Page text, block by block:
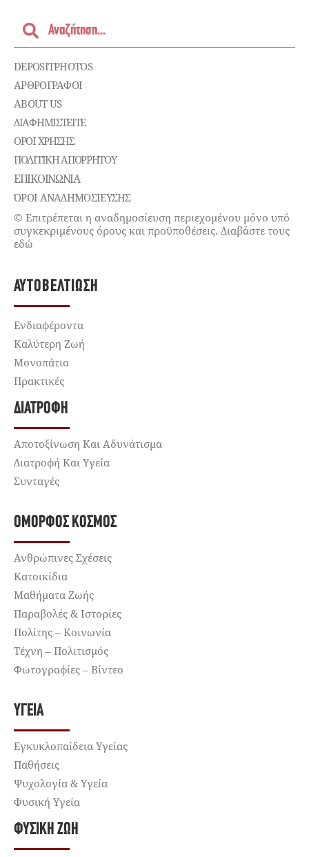
DEPOSITPHOTOS
ΑΡΘΡΟΓΡΑΦΟΙ
ABOUT US
ΔΙΑΦΗΜΙΣΤΕΊΤΕ
ΌΡΟΙ ΧΡΉΣΗΣ
ΠΟΛΙΤΙΚΉ ΑΠΟΡΡΉΤΟΥ
ΕΠΙΚΟΙΝΩΝΊΑ
ΌΡΟΙ ΑΝΑΔΗΜΟΣΙΕΥΣΗΣ
© Επιτρέπεται η αναδημοσίευση περιεχομένου μόνο υπό
συγκεκριμένους όρους και προϋποθέσεις. Διαβάστε τους
εδώ
ΑΥΤΟΒΕΛΤΊΩΣΗ
Ενδιαφέροντα
Καλύτερη Ζωή
Μονοπάτια
Πρακτικές
ΔΙΑΤΡΟΦΉ
Αποτοξίνωση Και Αδυνάτισμα
Διατροφή Και Υγεία
Συνταγές
ΌΜΟΡΦΟΣ ΚΌΣΜΟΣ
Ανθρώπινες Σχέσεις
Κατοικίδια
Μαθήματα Ζωής
Παραβολές & Ιστορίες
Πολίτης – Κοινωνία
Τέχνη – Πολιτισμός
Φωτογραφίες – Βίντεο
ΥΓΕΊΑ
Εγκυκλοπαίδεια Υγείας
Παθήσεις
Ψυχολογία & Υγεία
Φυσική Υγεία
ΦΥΣΙΚΉ ΖΩΉ